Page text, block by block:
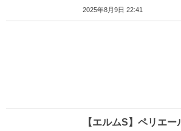
2025年8月9日 22:41
【エルムS】ペリエ